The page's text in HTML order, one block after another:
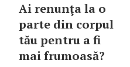
Ai renunţa la o
parte din corpul
tău pentru a fi
mai frumoasă?